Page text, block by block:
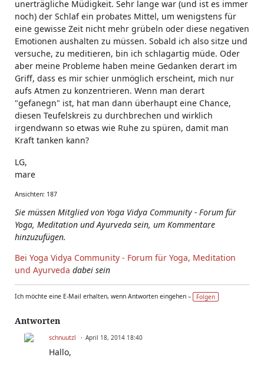
unerträgliche Müdigkeit. Sehr lange war (und ist es immer
noch) der Schlaf ein probates Mittel, um wenigstens für
eine gewisse Zeit nicht mehr grübeln oder diese negativen
Emotionen aushalten zu müssen. Sobald ich also sitze und
versuche, zu meditieren, bin ich schlagartig müde. Oder
aber meine Probleme haben meine Gedanken derart im
Griff, dass es mir schier unmöglich erscheint, mich nur
aufs Atmen zu konzentrieren. Wenn man derart
"gefanegn" ist, hat man dann überhaupt eine Chance,
diesen Teufelskreis zu durchbrechen und wirklich
irgendwann so etwas wie Ruhe zu spüren, damit man
Kraft tanken kann?
LG,
mare
Ansichten: 187
Sie müssen Mitglied von Yoga Vidya Community - Forum für
Yoga, Meditation und Ayurveda sein, um Kommentare
hinzuzufügen.
Bei Yoga Vidya Community - Forum für Yoga, Meditation
und Ayurveda dabei sein
Ich möchte eine E-Mail erhalten, wenn Antworten eingehen – Folgen
Antworten
schnuutzl April 18, 2014 18:40
Hallo,